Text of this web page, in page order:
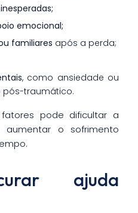
emocional;
familiares após a perda;
, como ansiedade ou
pós-traumático.
pode dificultar a
o sofrimento
ajuda